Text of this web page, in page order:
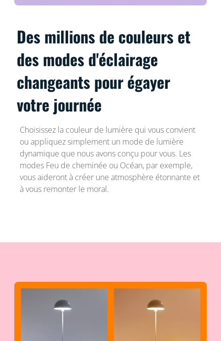
Des millions de couleurs et
des modes d'éclairage
changeants pour égayer
votre journée
Choisissez la couleur de lumière qui vous convient
ou appliquez simplement un mode de lumière
dynamique que nous avons conçu pour vous. Les
modes Feu de cheminée ou Océan, par exemple,
vous aideront à créer une atmosphère étonnante et
à vous remonter le moral.